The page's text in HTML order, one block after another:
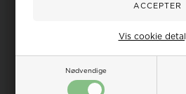
Nødvendige
Vis cookie
nyhederoggaveidéer
Seits ure Dameure|Herreure|